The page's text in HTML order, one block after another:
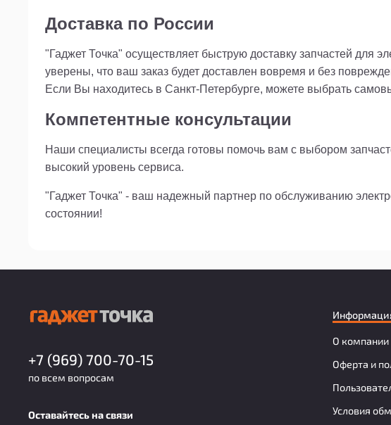
Доставка по России
"Гаджет Точка" осуществляет быструю доставку запчастей для
уверены, что ваш заказ будет доставлен вовремя и без
Если Вы находитесь в Санкт-Петербурге, можете выбрать
Компетентные консультации
Наши специалисты всегда готовы помочь вам с выбором
высокий уровень сервиса.
"Гаджет Точка" - ваш надежный партнер по обслуживанию
состоянии!
О компании
Оферта и
Условия
+7 (969) 700-70-15
по всем вопросам
Оставайтесь на связи